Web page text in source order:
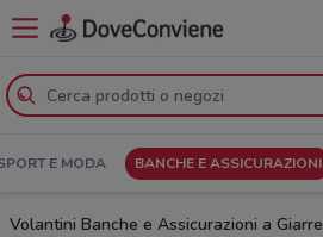
E MODA BANCHE E ASSICURAZIONI
Volantini Banche e Assicurazioni a Giarre